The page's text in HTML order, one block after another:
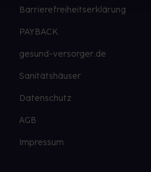
Barrierefreiheitserklärung
PAYBACK
gesund-versorger.de
Sanitätshäuser
Datenschutz
AGB
Impressum